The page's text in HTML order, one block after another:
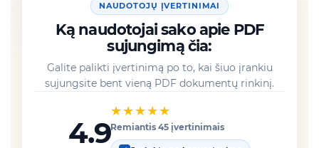
NAUDOTOJŲ ĮVERTINIMAI
Ką naudotojai sako apie PDF
sujungimą čia:
Galite palikti įvertinimą po to, kai šiuo įrankiu
sujungsite bent vieną PDF dokumentų rinkinį.
4.9
★★★★★
Remiantis 45 įvertinimais